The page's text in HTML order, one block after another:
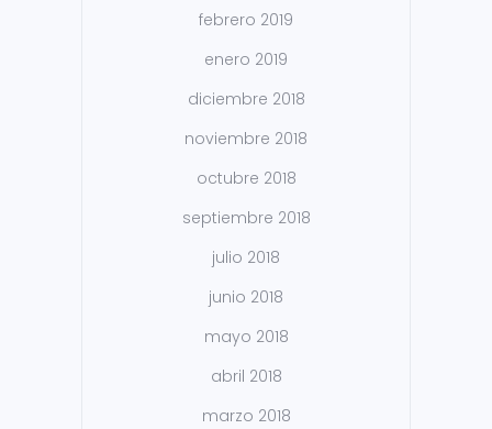
febrero 2019
enero 2019
diciembre 2018
noviembre 2018
octubre 2018
septiembre 2018
julio 2018
junio 2018
mayo 2018
abril 2018
marzo 2018